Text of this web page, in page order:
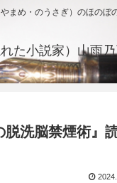
まめ・のうさぎ）のほのぼ
た小説家）山雨
脱洗脳禁煙術』